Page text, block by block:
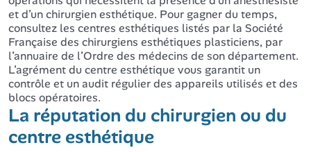
et d’un chirurgien esthétique. Pour gagner du temps,
consultez les centres esthétiques listés par la Société
Française des chirurgiens esthétiques plasticiens, par
l’annuaire de l’Ordre des médecins de son département.
L’agrément du centre esthétique vous garantit un
contrôle et un audit régulier des appareils utilisés et des
blocs opératoires.
La réputation du chirurgien ou du
centre esthétique